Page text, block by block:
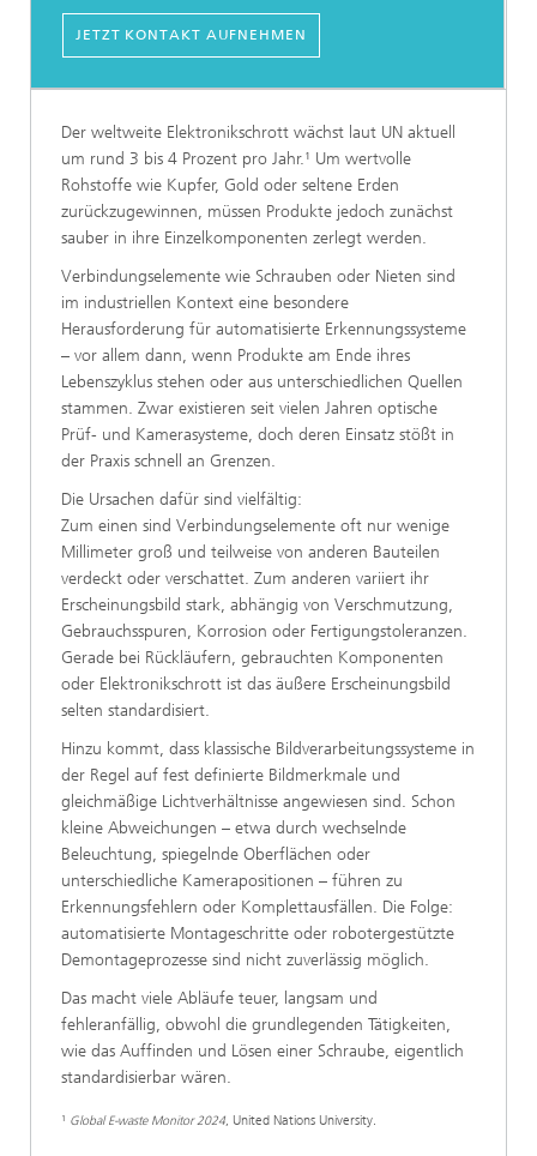
JETZT KONTAKT AUFNEHMEN
Der weltweite Elektronikschrott wächst laut UN aktuell
um rund 3 bis 4 Prozent pro Jahr.¹ Um wertvolle
Rohstoffe wie Kupfer, Gold oder seltene Erden
zurückzugewinnen, müssen Produkte jedoch zunächst
sauber in ihre Einzelkomponenten zerlegt werden.
Verbindungselemente wie Schrauben oder Nieten sind
im industriellen Kontext eine besondere
Herausforderung für automatisierte Erkennungssysteme
– vor allem dann, wenn Produkte am Ende ihres
Lebenszyklus stehen oder aus unterschiedlichen Quellen
stammen. Zwar existieren seit vielen Jahren optische
Prüf- und Kamerasysteme, doch deren Einsatz stößt in
der Praxis schnell an Grenzen.
Die Ursachen dafür sind vielfältig:
Zum einen sind Verbindungselemente oft nur wenige
Millimeter groß und teilweise von anderen Bauteilen
verdeckt oder verschattet. Zum anderen variiert ihr
Erscheinungsbild stark, abhängig von Verschmutzung,
Gebrauchsspuren, Korrosion oder Fertigungstoleranzen.
Gerade bei Rückläufern, gebrauchten Komponenten
oder Elektronikschrott ist das äußere Erscheinungsbild
selten standardisiert.
Hinzu kommt, dass klassische Bildverarbeitungssysteme in
der Regel auf fest definierte Bildmerkmale und
gleichmäßige Lichtverhältnisse angewiesen sind. Schon
kleine Abweichungen – etwa durch wechselnde
Beleuchtung, spiegelnde Oberflächen oder
unterschiedliche Kamerapositionen – führen zu
Erkennungsfehlern oder Komplettausfällen. Die Folge:
automatisierte Montageschritte oder robotergestützte
Demontageprozesse sind nicht zuverlässig möglich.
Das macht viele Abläufe teuer, langsam und
fehleranfällig, obwohl die grundlegenden Tätigkeiten,
wie das Auffinden und Lösen einer Schraube, eigentlich
standardisierbar wären.
¹ Global E-waste Monitor 2024, United Nations University.